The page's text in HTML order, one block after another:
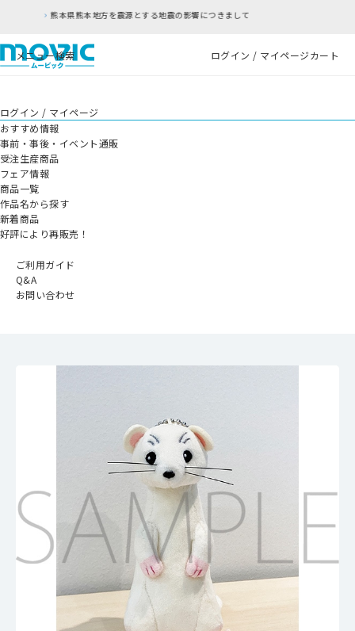
の影響につきまして RFC違反アドレスのご利用
メニュー検索 ログイン / マイページカート
ログイン / マイページ
おすすめ情報
事前・事後・イベント通販
受注生産商品
フェア情報
商品一覧
作品名から探す
新着商品
好評により再販売！
ご利用ガイド
Q&A
お問い合わせ